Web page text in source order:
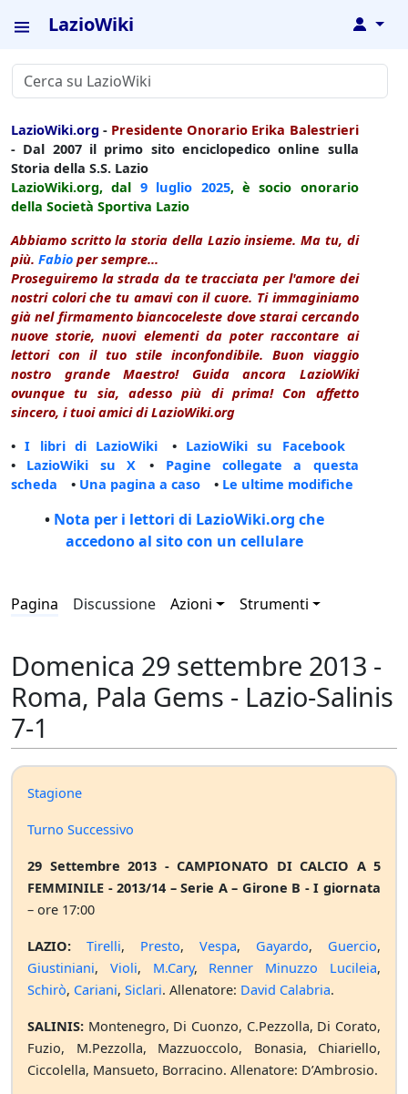
LazioWiki ↓
LazioWiki.org - Presidente Onorario Erika Balestrieri
- Dal 2007 il primo sito enciclopedico online sulla
Storia della S.S. Lazio
LazioWiki.org, dal 9 luglio 2025, è socio onorario
della Società Sportiva Lazio
Abbiamo scritto la storia della Lazio insieme. Ma tu, di
più. Fabio per sempre...
Proseguiremo la strada da te tracciata per l'amore dei
nostri colori che tu amavi con il cuore. Ti immaginiamo
già nel firmamento biancoceleste dove starai cercando
nuove storie, nuovi elementi da poter raccontare ai
lettori con il tuo stile inconfondibile. Buon viaggio
nostro grande Maestro! Guida ancora LazioWiki
ovunque tu sia, adesso più di prima! Con affetto
sincero, i tuoi amici di LazioWiki.org
•I libri di LazioWiki • LazioWiki su Facebook
• LazioWiki su X • Pagine collegate a questa
scheda • Una pagina a caso • Le ultime modifiche
• Nota per i lettori di LazioWiki.org che
accedono al sito con un cellulare
Pagina Discussione Azioni Strumenti
Domenica 29 settembre 2013 -
Roma, Pala Gems - Lazio-Salinis
7-1
Stagione
Turno Successivo
29 Settembre 2013 - CAMPIONATO DI CALCIO A 5
FEMMINILE - 2013/14 – Serie A – Girone B - I giornata
– ore 17:00
LAZIO:
Tirelli, Presto, Vespa, Gayardo, Guercio,
Giustiniani, Violi, M.Cary, Renner Minuzzo Lucileia,
Schirò, Cariani, Siclari. Allenatore: David Calabria.
SALINIS: Montenegro, Di Cuonzo, C.Pezzolla, Di Corato,
Fuzio, M.Pezzolla, Mazzuoccolo, Bonasia, Chiariello,
Ciccolella, Mansueto, Borracino. Allenatore: D’Ambrosio.